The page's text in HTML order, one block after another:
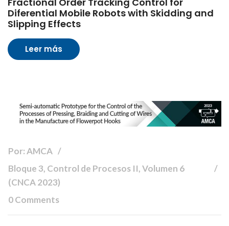
Diferential Mobile Robots with Skidding and
Slipping Effects
Leer más
Por: AMCA
Bloque 3, Control de Procesos II, Volumen 6
(CNCA 2023)
0 Comments